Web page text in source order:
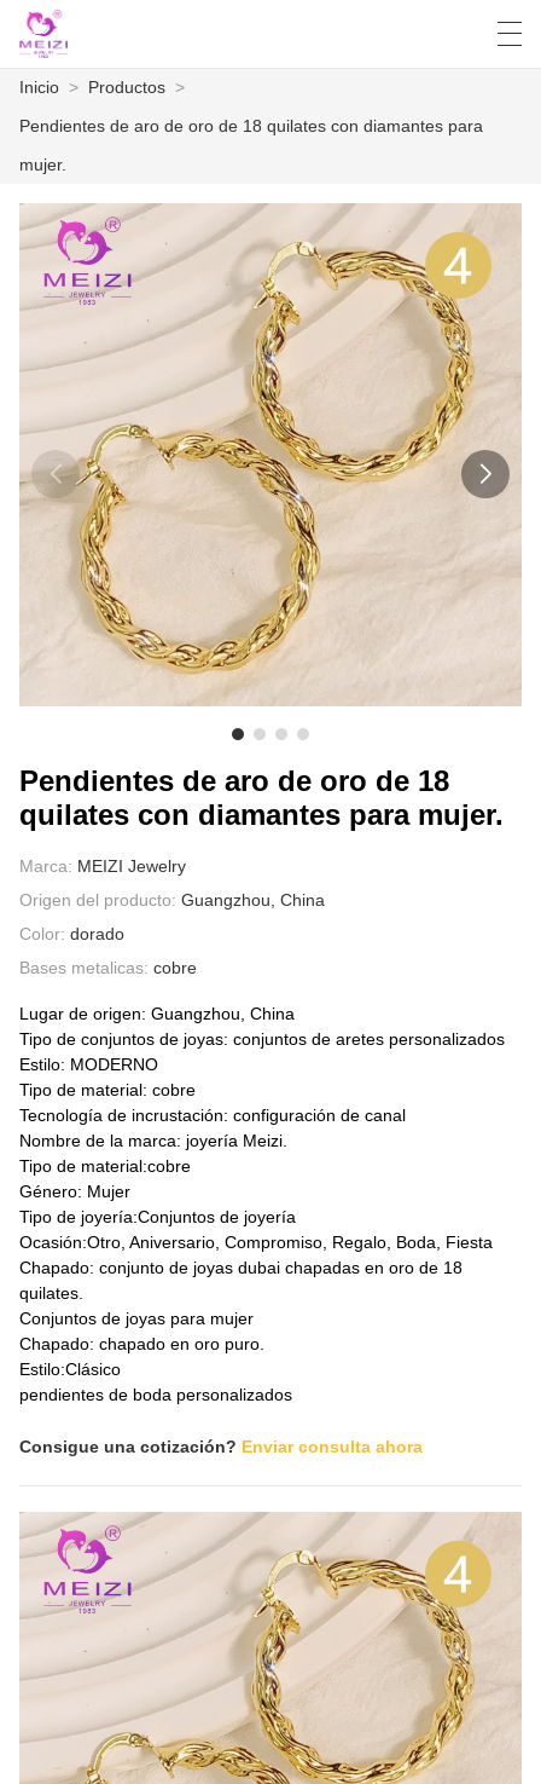
INICIO
PRODUCTOS
NOTICIAS
LA FÁBRICA
CONTÁCTENOS
SOBRE NOSOTROS
العربية English
Inicio > Productos >
Pendientes de aro de oro de 18 quilates con diamantes para
mujer.
Pendientes de aro de oro de 18
quilates con diamantes para mujer.
Marca: MEIZI Jewelry
Origen del producto: Guangzhou, China
Color: dorado
Bases metalicas: cobre
Lugar de origen: Guangzhou, China
Tipo de conjuntos de joyas: conjuntos de aretes personalizados
Estilo: MODERNO
Tipo de material: cobre
Tecnología de incrustación: configuración de canal
Nombre de la marca: joyería Meizi.
Tipo de material:cobre
Género: Mujer
Tipo de joyería:Conjuntos de joyería
Ocasión:Otro, Aniversario, Compromiso, Regalo, Boda, Fiesta
Chapado: conjunto de joyas dubai chapadas en oro de 18
quilates.
Conjuntos de joyas para mujer
Chapado: chapado en oro puro.
Estilo:Clásico
pendientes de boda personalizados
Consigue una cotización? Enviar consulta ahora